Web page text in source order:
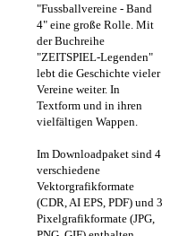
"Fussballvereine - Band
4" eine große Rolle. Mit
der Buchreihe
"ZEITSPIEL-Legenden"
lebt die Geschichte vieler
Vereine weiter. In
Textform und in ihren
vielfältigen Wappen.
Im Downloadpaket sind 4
verschiedene
Vektorgrafikformate
(CDR, AI EPS, PDF) und 3
Pixelgrafikformate (JPG,